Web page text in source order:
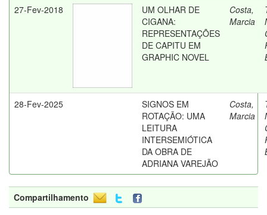
27-Fev-2018
UM OLHAR DE
CIGANA:
REPRESENTAÇÕES
DE CAPITU EM
GRAPHIC NOVEL
Costa,
Marcia
28-Fev-2025
SIGNOS EM
ROTAÇÃO: UMA
LEITURA
INTERSEMIÓTICA
DA OBRA DE
ADRIANA VAREJÃO
Costa,
Marcia
Compartilhamento